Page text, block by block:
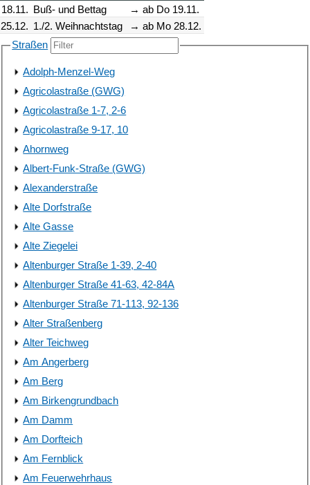
18.11. Buß- und Bettag
→ ab Do 19.11.
25.12. 1./2. Weihnachtstag
→ ab Mo 28.12.
Straßen
Adolph-Menzel-Weg
Agricolastraße (GWG)
Agricolastraße 1-7, 2-6
Agricolastraße 9-17, 10
Ahornweg
Albert-Funk-Straße (GWG)
Alexanderstraße
Alte Dorfstraße
Alte Gasse
Alte Ziegelei
Altenburger Straße 1-39, 2-40
Altenburger Straße 41-63, 42-84A
Altenburger Straße 71-113, 92-136
Alter Straßenberg
Alter Teichweg
Am Angerberg
Am Berg
Am Birkengrundbach
Am Damm
Am Dorfteich
Am Fernblick
Am Feuerwehrhaus